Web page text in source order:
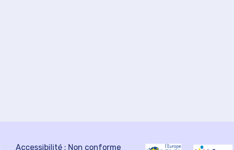
Accessibilité : Non conforme